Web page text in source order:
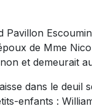
Pavillon
de Mme
et
dans le deuil
enfants :